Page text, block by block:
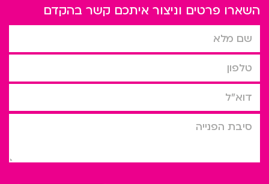
השארו פרטים וניצור איתכם קשר בהקדם
שם מלא
טלפון
דוא”ל
סיבת הפניה